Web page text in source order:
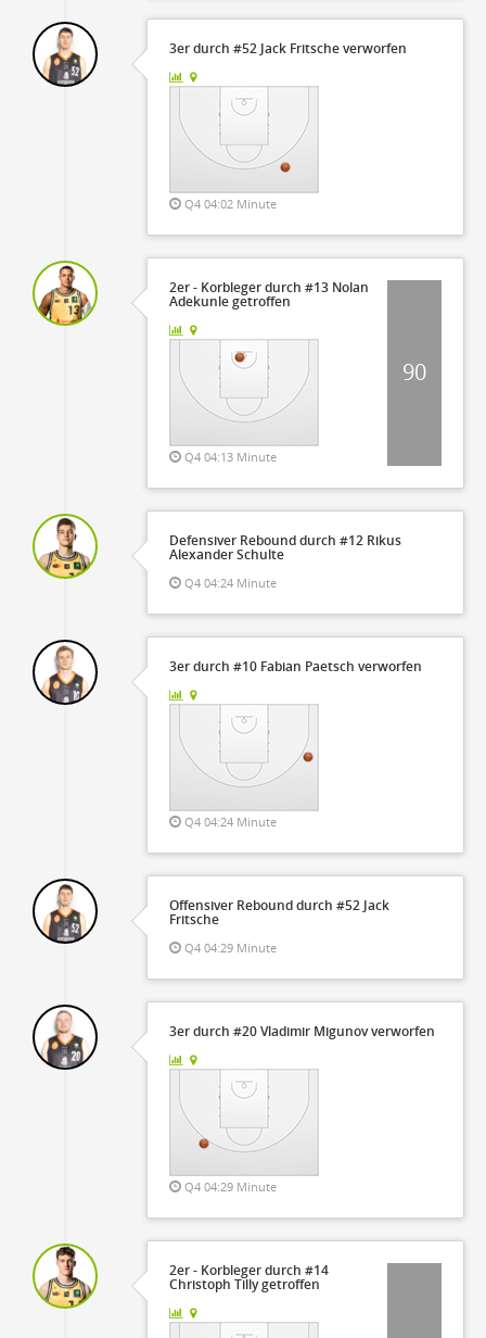
3er durch #52 Jack Fritsche verworfen
Q4 04:02 Minute
2er - Korbleger durch #13 Nolan
Adekunle getroffen
Q4 04:13 Minute
90
Defensiver Rebound durch #12 Rikus
Alexander Schulte
Q4 04:24 Minute
3er durch #10 Fabian Paetsch verworfen
Q4 04:24 Minute
Offensiver Rebound durch #52 Jack
Fritsche
Q4 04:29 Minute
3er durch #20 Vladimir Migunov verworfen
Q4 04:29 Minute
2er - Korbleger durch #14
Christoph Tilly getroffen